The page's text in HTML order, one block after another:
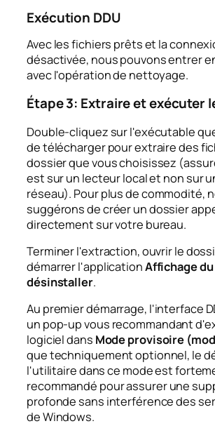
Exécution DDU
Avec les fichiers prêts et la
désactivée, nous pouvons entrer
avec l'opération de nettoyage.
Étape 3: Extraire et exécuter
Double-cliquez sur l'exécutable
de télécharger pour extraire des
dossier que vous choisissez
est sur un lecteur local et non sur
réseau). Pour plus de commodité,
suggérons de créer un dossier
directement sur votre bureau.
Terminer l'extraction, ouvrir le
démarrer l'applicationAffichage
désinstaller.
Au premier démarrage, l'interface
un pop-up vous recommandant
logiciel dans Mode provisoire
que techniquement optionnel, le
l'utilitaire dans ce mode est
recommandé pour assurer une
profonde sans interférence des
de Windows.